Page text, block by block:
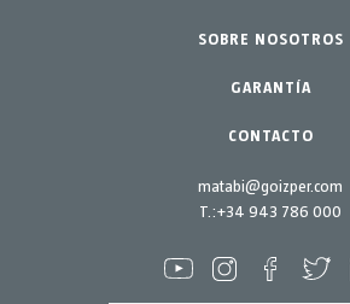
matabi@goizper.com
T.:+34 943 786 000
Jardín-Hogar
Repuestos
Kits mantenimiento
SOBRE NOSOTROS
GARANTÍA
CONTACTO